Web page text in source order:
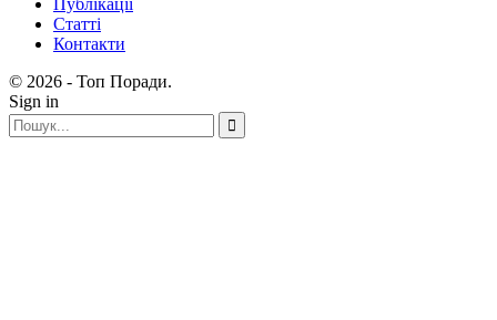
Статті
Контакти
© 2026 - Топ Поради.
Sign in